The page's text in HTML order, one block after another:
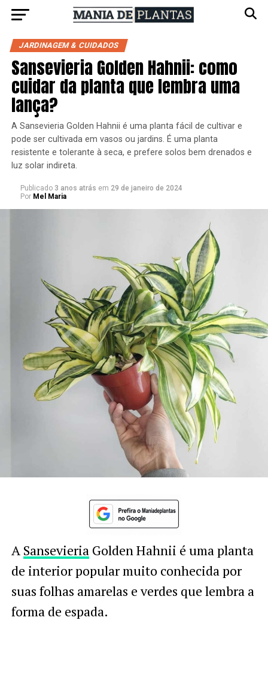
JARDINAGEM & CUIDADOS
Sansevieria Golden Hahnii: como
cuidar da planta que lembra uma
lança?
A Sansevieria Golden Hahnii é uma planta fácil de cultivar e
pode ser cultivada em vasos ou jardins. É uma planta
resistente e tolerante à seca, e prefere solos bem drenados e
luz solar indireta.
Publicado 3 anos atrás em 29 de janeiro de 2024
Por Mel Maria
A SansevieriaGolden Hahnii é uma planta
de interior popular muito conhecida por
suas folhas amarelas e verdes que lembra a
forma de espada.